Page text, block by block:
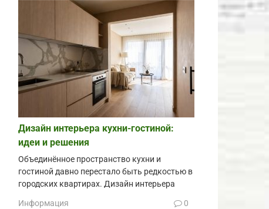
Дизайн интерьера кухни-гостиной:
идеи и решения
Объединённое пространство кухни и
гостиной давно перестало быть редкостью в
городских квартирах. Дизайн интерьера
Информация 0